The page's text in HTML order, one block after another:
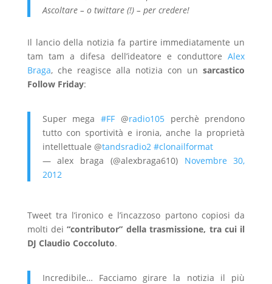
Ascoltare – o twittare (!) – per credere!
Il lancio della notizia fa partire immediatamente un
tam tam a difesa dell’ideatore e conduttoreAlex
Braga, che reagisce alla notizia con unsarcastico
Follow Friday:
Super mega#FF @radio105perchè prendono
tutto con sportività e ironia, anche la proprietà
intellettuale @tandsradio2 #clonailformat
— alex braga (@alexbraga610) Novembre 30,
2012
Tweet tra l’ironico e l’incazzoso partono copiosi da
molti dei“contributor” della trasmissione, tra cui il
DJ Claudio Coccoluto.
Incredibile… Facciamo girare la notizia il più